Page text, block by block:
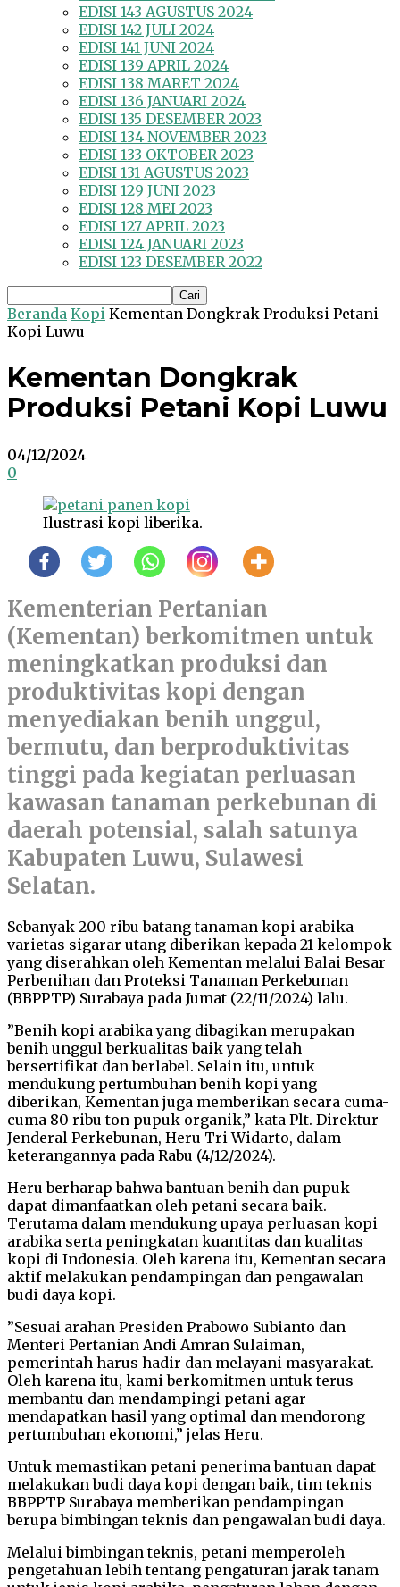
EDISI 143 AGUSTUS 2024
EDISI 142 JULI 2024
EDISI 141 JUNI 2024
EDISI 139 APRIL 2024
EDISI 138 MARET 2024
EDISI 136 JANUARI 2024
EDISI 135 DESEMBER 2023
EDISI 134 NOVEMBER 2023
EDISI 133 OKTOBER 2023
EDISI 131 AGUSTUS 2023
EDISI 129 JUNI 2023
EDISI 128 MEI 2023
EDISI 127 APRIL 2023
EDISI 124 JANUARI 2023
EDISI 123 DESEMBER 2022
Beranda Kopi Kementan Dongkrak Produksi Petani
Kopi Luwu
Kementan Dongkrak
Produksi Petani Kopi Luwu
04/12/2024
0
Ilustrasi kopi liberika.
Kementerian Pertanian
(Kementan) berkomitmen untuk
meningkatkan produksi dan
produktivitas kopi dengan
menyediakan benih unggul,
bermutu, dan berproduktivitas
tinggi pada kegiatan perluasan
kawasan tanaman perkebunan di
daerah potensial, salah satunya
Kabupaten Luwu, Sulawesi
Selatan.
Sebanyak 200 ribu batang tanaman kopi arabika
varietas sigarar utang diberikan kepada 21 kelompok
yang diserahkan oleh Kementan melalui Balai Besar
Perbenihan dan Proteksi Tanaman Perkebunan
(BBPPTP) Surabaya pada Jumat (22/11/2024) lalu.
”Benih kopi arabika yang dibagikan merupakan
benih unggul berkualitas baik yang telah
bersertifikat dan berlabel. Selain itu, untuk
mendukung pertumbuhan benih kopi yang
diberikan, Kementan juga memberikan secara cuma-
cuma 80 ribu ton pupuk organik,” kata Plt. Direktur
Jenderal Perkebunan, Heru Tri Widarto, dalam
keterangannya pada Rabu (4/12/2024).
Heru berharap bahwa bantuan benih dan pupuk
dapat dimanfaatkan oleh petani secara baik.
Terutama dalam mendukung upaya perluasan kopi
arabika serta peningkatan kuantitas dan kualitas
kopi di Indonesia. Oleh karena itu, Kementan secara
aktif melakukan pendampingan dan pengawalan
budi daya kopi.
”Sesuai arahan Presiden Prabowo Subianto dan
Menteri Pertanian Andi Amran Sulaiman,
pemerintah harus hadir dan melayani masyarakat.
Oleh karena itu, kami berkomitmen untuk terus
membantu dan mendampingi petani agar
mendapatkan hasil yang optimal dan mendorong
pertumbuhan ekonomi,” jelas Heru.
Untuk memastikan petani penerima bantuan dapat
melakukan budi daya kopi dengan baik, tim teknis
BBPPTP Surabaya memberikan pendampingan
berupa bimbingan teknis dan pengawalan budi daya.
Melalui bimbingan teknis, petani memperoleh
pengetahuan lebih tentang pengaturan jarak tanam